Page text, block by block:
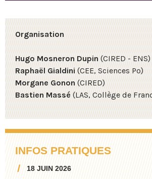
Organisation
Hugo Mosneron Dupin(CIRED -
Raphaël Gialdini(CEE, Sciences Po)
Morgane Gonon(CIRED)
Bastien Massé(LAS, Collège de
INFOS PRATIQUES
18 JUIN 2026